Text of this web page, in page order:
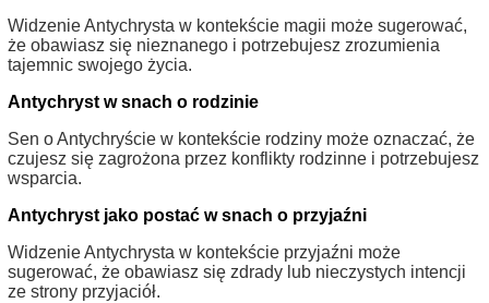
Widzenie Antychrysta w kontekście magii może sugerować,
że obawiasz się nieznanego i potrzebujesz zrozumienia
tajemnic swojego życia.
Antychryst w snach o rodzinie
Sen o Antychryście w kontekście rodziny może oznaczać, że
czujesz się zagrożona przez konflikty rodzinne i potrzebujesz
wsparcia.
Antychryst jako postać w snach o przyjaźni
Widzenie Antychrysta w kontekście przyjaźni może
sugerować, że obawiasz się zdrady lub nieczystych intencji
ze strony przyjaciół.